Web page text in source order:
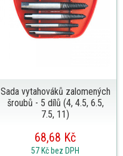
Sada vytahováků zalomených
šroubů - 5 dílů (4, 4.5, 6.5,
7.5, 11)
68,68 Kč
57 Kč bez DPH